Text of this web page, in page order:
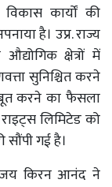
विकास कार्यों की
है। उप्र. राज्य
क्षेत्रों में
सुनिश्चित करने
करने का फैसला
लिमिटेड को
सौंपी गई है।
किरन आनंद ने